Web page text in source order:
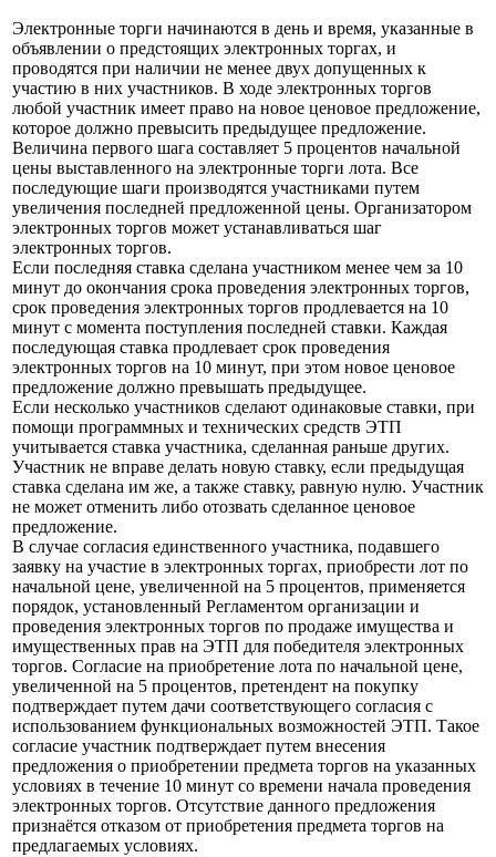
Электронные торги начинаются в день и время, указанные в
объявлении о предстоящих электронных торгах, и
проводятся при наличии не менее двух допущенных к
участию в них участников. В ходе электронных торгов
любой участник имеет право на новое ценовое предложение,
которое должно превысить предыдущее предложение.
Величина первого шага составляет 5 процентов начальной
цены выставленного на электронные торги лота. Все
последующие шаги производятся участниками путем
увеличения последней предложенной цены. Организатором
электронных торгов может устанавливаться шаг
электронных торгов.
Если последняя ставка сделана участником менее чем за 10
минут до окончания срока проведения электронных торгов,
срок проведения электронных торгов продлевается на 10
минут с момента поступления последней ставки. Каждая
последующая ставка продлевает срок проведения
электронных торгов на 10 минут, при этом новое ценовое
предложение должно превышать предыдущее.
Если несколько участников сделают одинаковые ставки, при
помощи программных и технических средств ЭТП
учитывается ставка участника, сделанная раньше других.
Участник не вправе делать новую ставку, если предыдущая
ставка сделана им же, а также ставку, равную нулю. Участник
не может отменить либо отозвать сделанное ценовое
предложение.
В случае согласия единственного участника, подавшего
заявку на участие в электронных торгах, приобрести лот по
начальной цене, увеличенной на 5 процентов, применяется
порядок, установленный Регламентом организации и
проведения электронных торгов по продаже имущества и
имущественных прав на ЭТП для победителя электронных
торгов. Согласие на приобретение лота по начальной цене,
увеличенной на 5 процентов, претендент на покупку
подтверждает путем дачи соответствующего согласия с
использованием функциональных возможностей ЭТП. Такое
согласие участник подтверждает путем внесения
предложения о приобретении предмета торгов на указанных
условиях в течение 10 минут со времени начала проведения
электронных торгов. Отсутствие данного предложения
признаётся отказом от приобретения предмета торгов на
предлагаемых условиях.